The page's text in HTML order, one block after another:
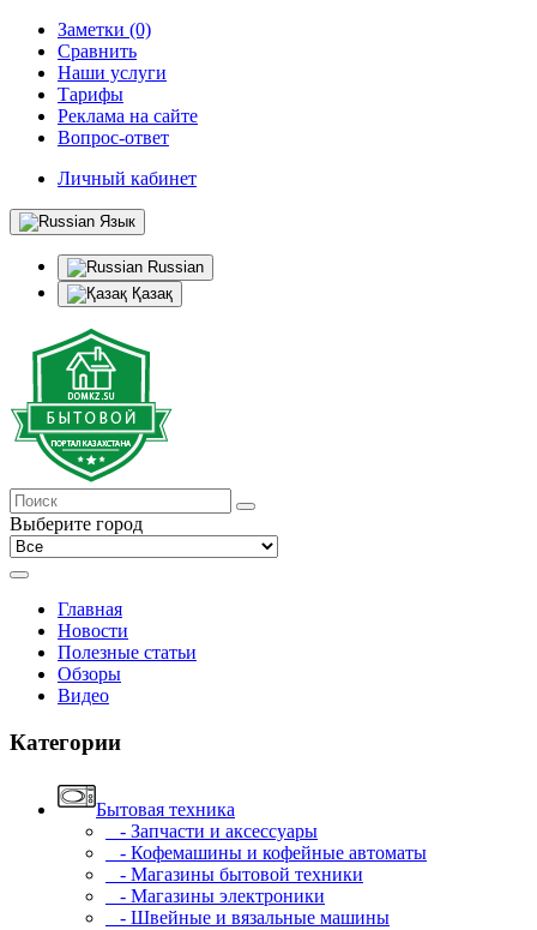
Заметки (0)
Сравнить
Наши услуги
Тарифы
Реклама на сайте
Вопрос-ответ
Личный кабинет
Язык
Russian
Қазақ
Выберите город
Главная
Новости
Полезные статьи
Обзоры
Видео
Категории
Бытовая техника
- Запчасти и аксессуары
- Кофемашины и кофейные автоматы
- Магазины бытовой техники
- Магазины электроники
- Швейные и вязальные машины